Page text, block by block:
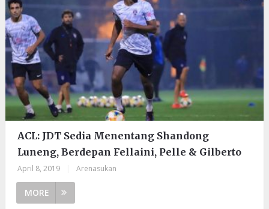
ACL: JDT Sedia Menentang Shandong
Luneng, Berdepan Fellaini, Pelle & Gilberto
April 8, 2019 Arenasukan
MORE